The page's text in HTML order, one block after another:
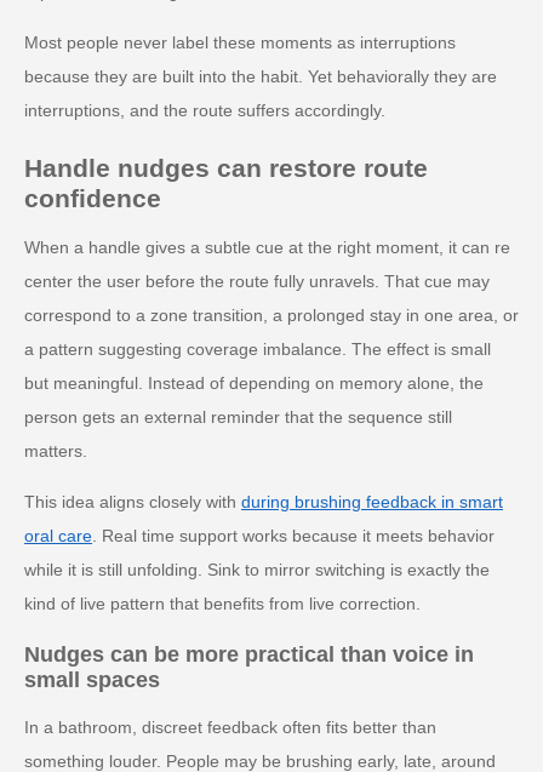
Most people never label these moments as interruptions
because they are built into the habit. Yet behaviorally they are
interruptions, and the route suffers accordingly.
Handle nudges can restore route
confidence
When a handle gives a subtle cue at the right moment, it can re
center the user before the route fully unravels. That cue may
correspond to a zone transition, a prolonged stay in one area, or
a pattern suggesting coverage imbalance. The effect is small
but meaningful. Instead of depending on memory alone, the
person gets an external reminder that the sequence still
matters.
This idea aligns closely with during brushing feedback in smart
oral care. Real time support works because it meets behavior
while it is still unfolding. Sink to mirror switching is exactly the
kind of live pattern that benefits from live correction.
Nudges can be more practical than voice in
small spaces
In a bathroom, discreet feedback often fits better than
something louder. People may be brushing early, late, around